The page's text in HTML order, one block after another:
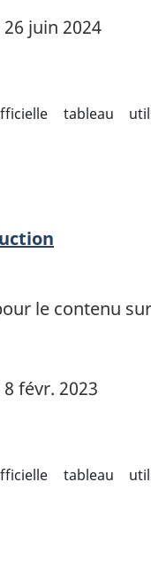
26 juin 2024
tableau
le contenu
8 févr. 2023
tableau